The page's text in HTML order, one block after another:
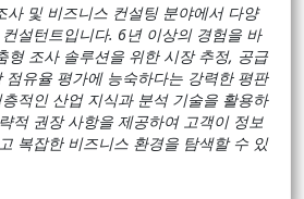
사 및 비즈니스 컨설팅 분야에서 다양
설턴트입니다. 6년 이상의 경험을 바
형 조사 솔루션을 위한 시장 추정, 공급
점유율 평가에 능숙하다는 강력한 평판
적인 산업 지식과 분석 기술을 활용하
적 권장 사항을 제공하여 고객이 정보
복잡한 비즈니스 환경을 탐색할 수 있